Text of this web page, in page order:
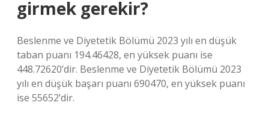
girmek gerekir?
Beslenme ve Diyetetik Bölümü 2023 yılı en düşük
taban puanı 194.46428, en yüksek puanı ise
448.72620’dir. Beslenme ve Diyetetik Bölümü 2023
yılı en düşük başarı puanı 690470, en yüksek puanı
ise 55652’dir.